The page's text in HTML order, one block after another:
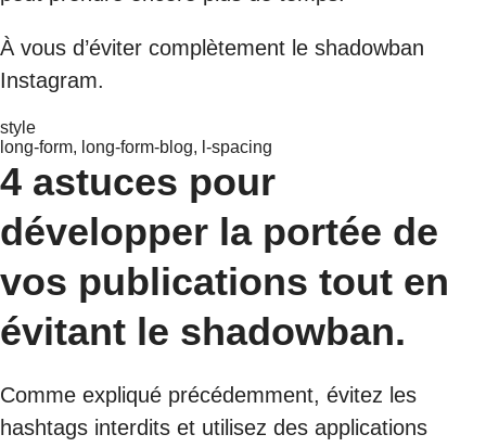
À vous d’éviter complètement le shadowban
Instagram.
style
long-form, long-form-blog, l-spacing
4 astuces pour
développer la portée de
vos publications tout en
évitant le shadowban.
Comme expliqué précédemment, évitez les
hashtags interdits et utilisez des applications